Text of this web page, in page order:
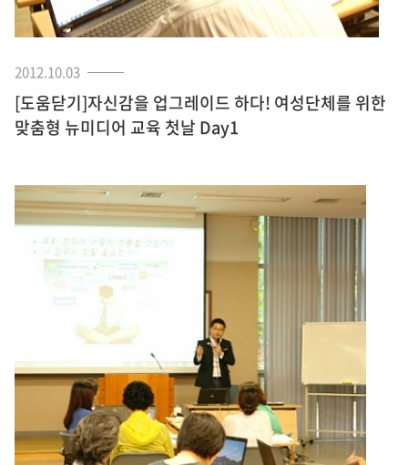
2012.10.03
[도움닫기]자신감을 업그레이드 하다! 여성단체를 위한
맞춤형 뉴미디어 교육 첫날 Day1